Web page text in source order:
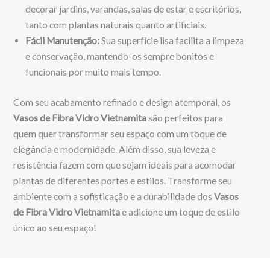
decorar jardins, varandas, salas de estar e escritórios,
tanto com plantas naturais quanto artificiais.
Fácil Manutenção:Sua superfície lisa facilita a limpeza
e conservação, mantendo-os sempre bonitos e
funcionais por muito mais tempo.
Com seu acabamento refinado e design atemporal, os
Vasos de Fibra Vidro Vietnamitasão perfeitos para
quem quer transformar seu espaço com um toque de
elegância e modernidade. Além disso, sua leveza e
resistência fazem com que sejam ideais para acomodar
plantas de diferentes portes e estilos. Transforme seu
ambiente com a sofisticação e a durabilidade dosVasos
de Fibra Vidro Vietnamitae adicione um toque de estilo
único ao seu espaço!